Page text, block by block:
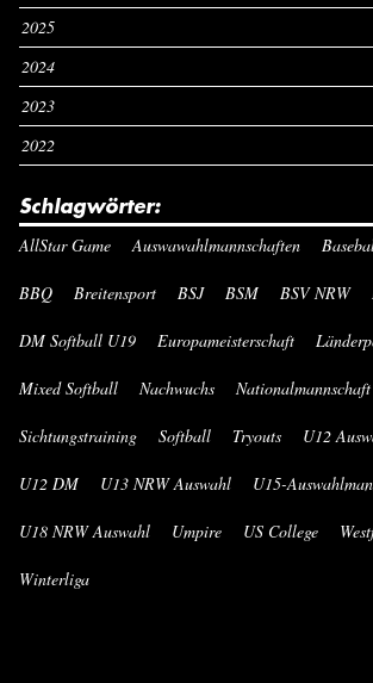
2025
2024
2023
2022
Schlagwörter:
AllStar Game Auswawahlmannschaften
BBQ Breitensport BSJ BSM BSV NRW
DM Softball U19 Europameisterschaft
Mixed Softball Nachwuchs Nationalmannschaft
Sichtungstraining Softball Tryouts U12
U12 DM U13 NRW Auswahl U15-
U18 NRW Auswahl Umpire US College
Winterliga